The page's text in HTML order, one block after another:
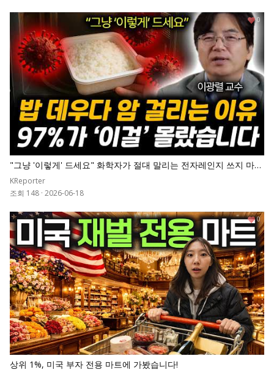
"그냥 '이렇게' 드세요" 화학자가 절대 말리는 전자레인지 쓰지 마세
요. 밥 데우다 암 걸립니다 | 이광렬 교수 전체통합
KReporter
조회 148 · 2026-06-18
0
상위 1%, 미국 부자 전용 마트에 가봤습니다!
0